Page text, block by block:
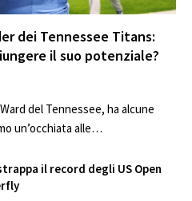
dei Tennessee Titans:
il suo potenziale?
del Tennessee, ha alcune
un’occhiata alle…
il record degli US Open